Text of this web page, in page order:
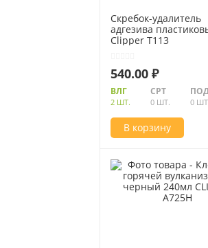
Скребок-удалитель
адгезива
Clipper T113
540.00 ₽
ВЛГ
2 ШТ.
СРТ
0 ШТ. 0
В корзину